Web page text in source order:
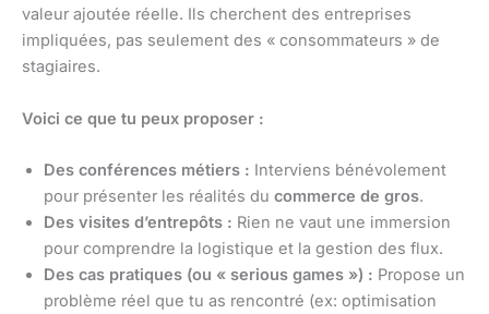
valeur ajoutée réelle. Ils cherchent des entreprises
impliquées, pas seulement des « consommateurs » de
stagiaires.
Voici ce que tu peux proposer :
Des conférences métiers : Interviens bénévolement
pour présenter les réalités du commerce de gros.
Des visites d’entrepôts : Rien ne vaut une immersion
pour comprendre la logistique et la gestion des flux.
Des cas pratiques (ou « serious games ») : Propose un
problème réel que tu as rencontré (ex: optimisation